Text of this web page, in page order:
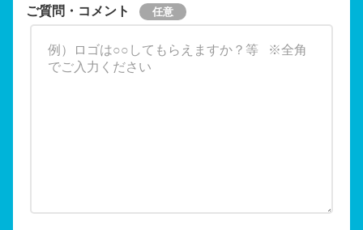
ご質問・コメント